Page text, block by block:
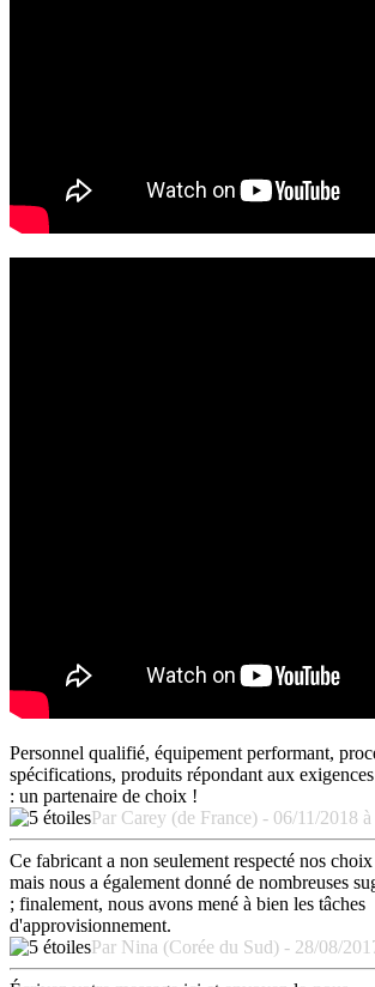
Personnel qualifié, équipement performant,
spécifications, produits répondant aux
: un partenaire de choix !
Par Carey (de France) - 06/11/2018
Ce fabricant a non seulement respecté nos
mais nous a également donné de nombreuses
; finalement, nous avons mené à bien les tâches
d'approvisionnement.
Par Nina (Corée du Sud) - 28/08/